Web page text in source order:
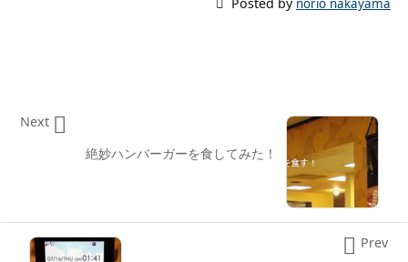
norio nakayama
絶妙ハンバーガーを食してみた！

Next
 Prev